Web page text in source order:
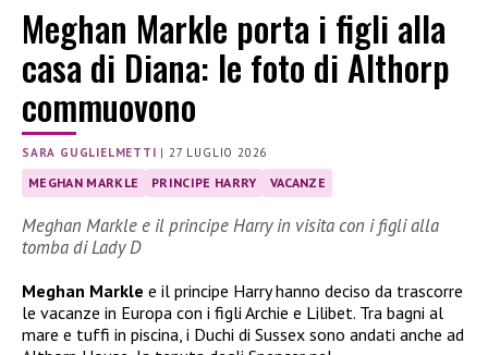
Meghan Markle porta i figli alla
casa di Diana: le foto di Althorp
commuovono
SARA GUGLIELMETTI | 27 LUGLIO 2026
MEGHAN MARKLE PRINCIPE HARRY VACANZE
Meghan Markle e il principe Harry in visita con i figli alla
tomba di Lady D
Meghan Markle e il principe Harry hanno deciso da trascorre
le vacanze in Europa con i figli Archie e Lilibet. Tra bagni al
mare e tuffi in piscina, i Duchi di Sussex sono andati anche ad